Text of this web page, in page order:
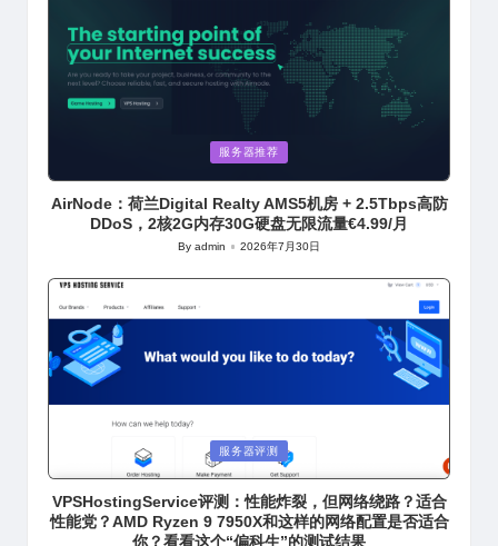
服务器推荐
AirNode：荷兰Digital Realty AMS5机房 + 2.5Tbps高防
DDoS，2核2G内存30G硬盘无限流量€4.99/月
Posted
Byadmin 2026年7月30日
服务器评测
VPSHostingService评测：性能炸裂，但网络绕路？适合
性能党？AMD Ryzen 9 7950X和这样的网络配置是否适合
你？看看这个“偏科生”的测试结果